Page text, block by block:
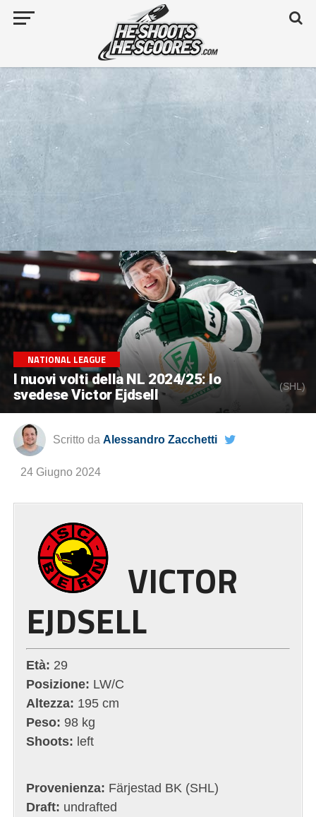
NATIONAL LEAGUE
I nuovi volti della NL 2024/25: lo
svedese Victor Ejdsell
(SHL)
Scritto da Alessandro Zacchetti
24 Giugno 2024
VICTOR
EJDSELL
Età: 29
Posizione: LW/C
Altezza: 195 cm
Peso: 98 kg
Shoots: left
Provenienza: Färjestad BK (SHL)
Draft: undrafted